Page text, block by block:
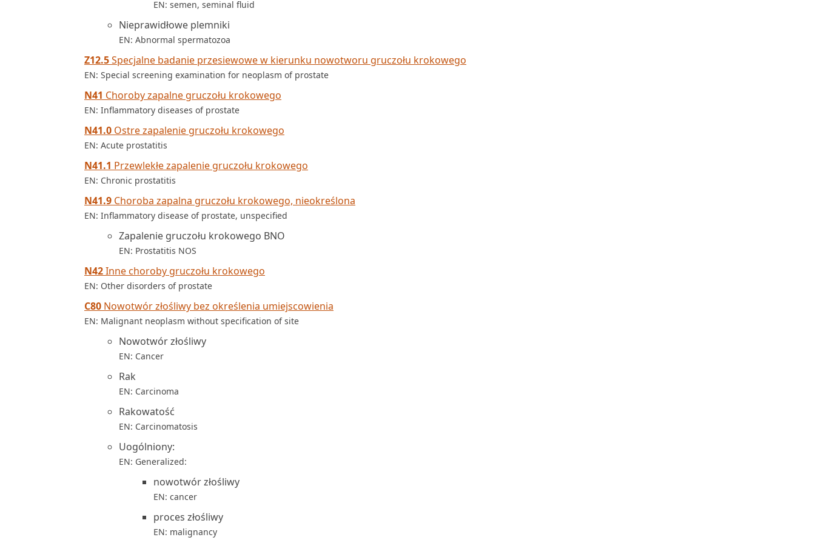
EN: semen, seminal fluid
Nieprawidłowe plemniki
EN: Abnormal spermatozoa
Z12.5Specjalne badanie przesiewowe w kierunku nowotworu gruczołu krokowego
EN: Special screening examination for neoplasm of prostate
N41 Choroby zapalne gruczołu krokowego
EN: Inflammatory diseases of prostate
N41.0 Ostre zapalenie gruczołu krokowego
EN: Acute prostatitis
N41.1 Przewlekłe zapalenie gruczołu krokowego
EN: Chronic prostatitis
N41.9 Choroba zapalna gruczołu krokowego, nieokreślona
EN: Inflammatory disease of prostate, unspecified
Zapalenie gruczołu krokowego BNO
EN: Prostatitis NOS
N42Inne choroby gruczołu krokowego
EN: Other disorders of prostate
C80 Nowotwór złośliwy bez określenia umiejscowienia
EN: Malignant neoplasm without specification of site
Nowotwór złośliwy
EN: Cancer
Rak
EN: Carcinoma
Rakowatość
EN: Carcinomatosis
Uogólniony:
EN: Generalized:
nowotwór złośliwy
EN: cancer
proces złośliwy
EN: malignancy